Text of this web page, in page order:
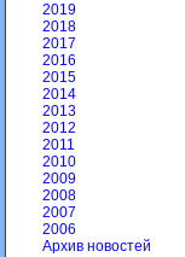
2019
2018
2017
2016
2015
2014
2013
2012
2011
2010
2009
2008
2007
2006
Архив новостей